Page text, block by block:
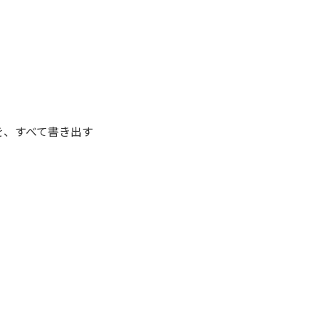
すべて書き出す